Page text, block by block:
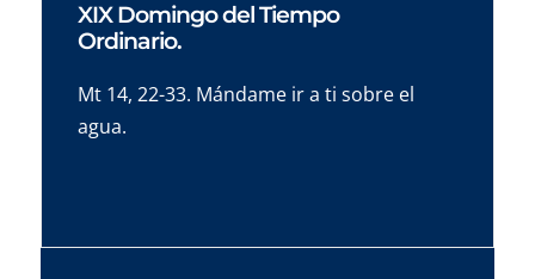
XIX Domingo del Tiempo
Ordinario.
Mt 14, 22-33. Mándame ir a ti sobre el
agua.